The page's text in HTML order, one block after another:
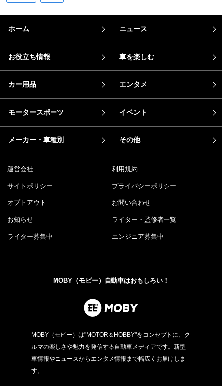
ホーム ニュース
お役立ち情報 車を楽しむ
カー用品 エンタメ
モータースポーツ イベント
メーカー・車種別 その他
運営会社 利用規約
サイトポリシー プライバシーポリシー
オプトアウト お問い合わせ
お知らせ ライター・監修者一覧
ライター募集中 エンジニア募集中
MOBY（モビー）自動車はおもしろい！
MOBY（モビー）は"MOTOR＆HOBBY"をコンセプトに、ク
ルマの楽しさや魅力を発信する自動車メディアです。新型
車情報やニュースからエンタメ情報まで幅広くお届けしま
す。